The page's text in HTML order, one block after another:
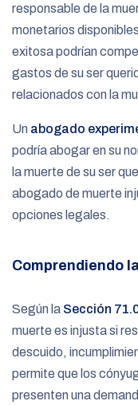
responsable de la
monetarios
exitosa podrían
gastos de su ser
relacionados con la
Un abogado
podría abogar en su
la muerte de su ser
abogado de muerte
opciones legales.
Comprendiendo
Según la Sección
muerte es injusta si
descuido,
permite que los
presenten una